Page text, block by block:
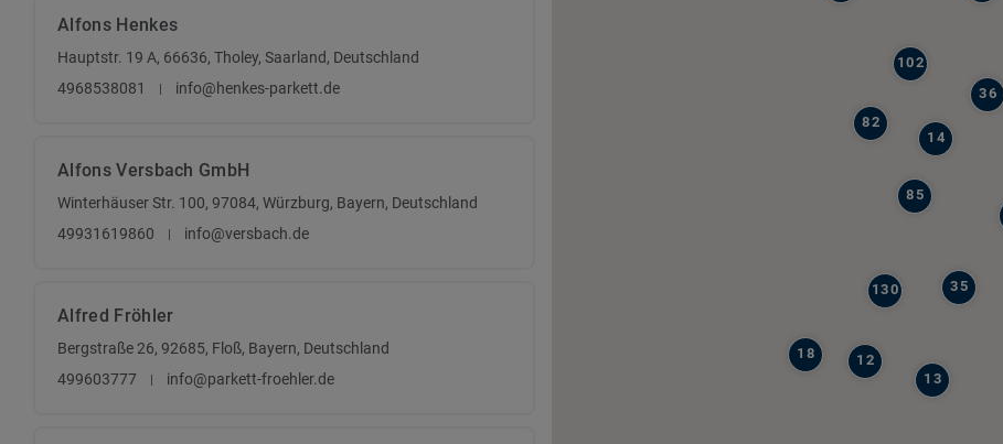
Alfons Henkes
Hauptstr. 19 A, 66636, Tholey, Saarland, Deutschland
4968538081
info@henkes-parkett.de
Alfons Versbach GmbH
Winterhäuser Str. 100, 97084, Würzburg, Bayern, Deutschland
49931619860
info@versbach.de
Alfred Fröhler
Bergstraße 26, 92685, Floß, Bayern, Deutschland
499603777
info@parkett-froehler.de
85
130
82
36
35
102
14
12
13
18